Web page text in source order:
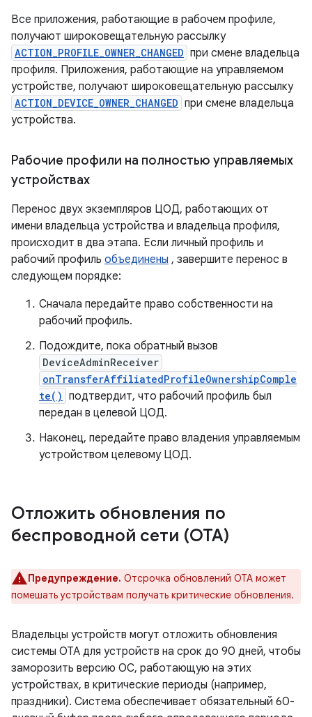
Все приложения, работающие в рабочем профиле,
получают широковещательную рассылку
ACTION_PROFILE_OWNER_CHANGED при смене владельца
профиля. Приложения, работающие на управляемом
устройстве, получают широковещательную рассылку
ACTION_DEVICE_OWNER_CHANGED при смене владельца
устройства.
Рабочие профили на полностью управляемых
устройствах
Перенос двух экземпляров ЦОД, работающих от
имени владельца устройства и владельца профиля,
происходит в два этапа. Если личный профиль и
рабочий профиль объединены , завершите перенос в
следующем порядке:
Сначала передайте право собственности на
рабочий профиль.
Подождите, пока обратный вызов
DeviceAdminReceiver
onTransferAffiliatedProfileOwnershipComple
te() подтвердит, что рабочий профиль был
передан в целевой ЦОД.
Наконец, передайте право владения управляемым
устройством целевому ЦОД.
Отложить обновления по
беспроводной сети (OTA)
Предупреждение. Отсрочка обновлений OTA может
помешать устройствам получать критические обновления.
Владельцы устройств могут отложить обновления
системы OTA для устройств на срок до 90 дней, чтобы
заморозить версию ОС, работающую на этих
устройствах, в критические периоды (например,
праздники). Система обеспечивает обязательный 60-